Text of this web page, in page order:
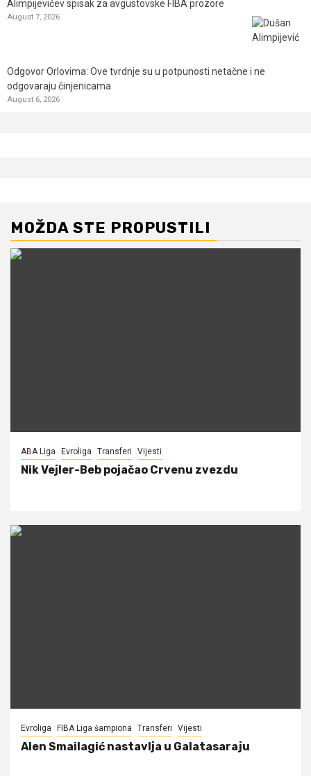
Alimpijevićev spisak za avgustovske FIBA prozore
August 7, 2026
Odgovor Orlovima: ​Ove tvrdnje su u potpunosti netačne i ne
odgovaraju činjenicama
August 6, 2026
MOŽDA STE PROPUSTILI
ABA Liga Evroliga Transferi Vijesti
Nik Vejler-Beb pojačao Crvenu zvezdu
Evroliga FIBA Liga šampiona Transferi Vijesti
Alen Smailagić nastavlja u Galatasaraju